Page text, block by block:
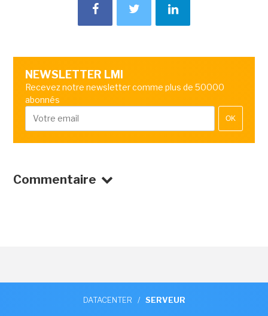
NEWSLETTER LMI
Recevez notre newsletter comme plus de 50000
abonnés
OK
Commentaire
DATACENTER / SERVEUR